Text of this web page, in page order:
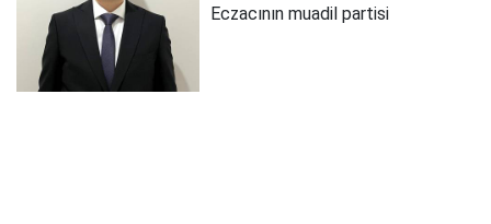
Eczacının muadil partisi